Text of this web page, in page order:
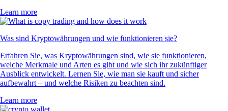
Learn more
Was sind Kryptowährungen und wie funktionieren sie?
Erfahren Sie, was Kryptowährungen sind, wie sie funktionieren,
welche Merkmale und Arten es gibt und wie sich ihr zukünftiger
Ausblick entwickelt. Lernen Sie, wie man sie kauft und sicher
aufbewahrt – und welche Risiken zu beachten sind.
Learn more